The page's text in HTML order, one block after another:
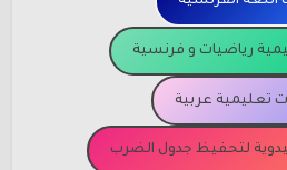
رياضيات و فرنسية
تعليمية عربية
لتحفيظ جدول الضرب